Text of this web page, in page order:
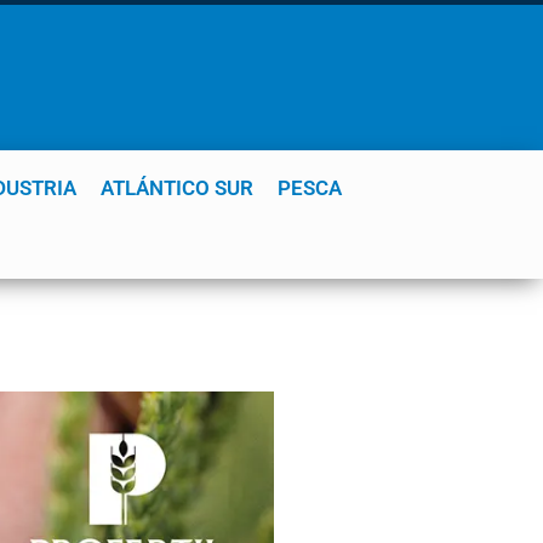
ATLÁNTICO SUR PESCA